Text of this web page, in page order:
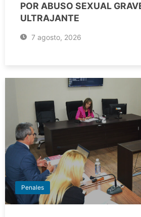
POR ABUSO SEXUAL
ULTRAJANTE
7 agosto, 2026
Penales